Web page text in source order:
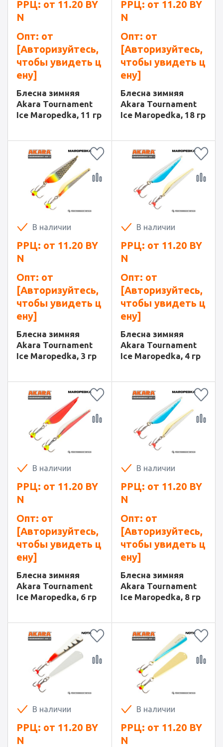
РРЦ: от 11.20 BY
N
Опт: от
[Авторизуйтесь,
чтобы увидеть ц
ену]
Блесна зимняя
Akara Tournament
Ice Maropedka, 11 гр
РРЦ: от 11.20 BY
N
Опт: от
[Авторизуйтесь,
чтобы увидеть ц
ену]
Блесна зимняя
Akara Tournament
Ice Maropedka, 18 гр
В наличии
РРЦ: от 11.20 BY
N
Опт: от
[Авторизуйтесь,
чтобы увидеть ц
ену]
Блесна зимняя
Akara Tournament
Ice Maropedka, 3 гр
В наличии
РРЦ: от 11.20 BY
N
Опт: от
[Авторизуйтесь,
чтобы увидеть ц
ену]
Блесна зимняя
Akara Tournament
Ice Maropedka, 4 гр
В наличии
РРЦ: от 11.20 BY
N
Опт: от
[Авторизуйтесь,
чтобы увидеть ц
ену]
Блесна зимняя
Akara Tournament
Ice Maropedka, 6 гр
В наличии
РРЦ: от 11.20 BY
N
Опт: от
[Авторизуйтесь,
чтобы увидеть ц
ену]
Блесна зимняя
Akara Tournament
Ice Maropedka, 8 гр
В наличии
РРЦ: от 11.20 BY
N
В наличии
РРЦ: от 11.20 BY
N